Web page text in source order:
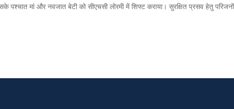
पश्चात मां और नवजात बेटी को सीएचसी लोरमी में शिफ्ट कराया। सुरक्षित प्रसव हेतु